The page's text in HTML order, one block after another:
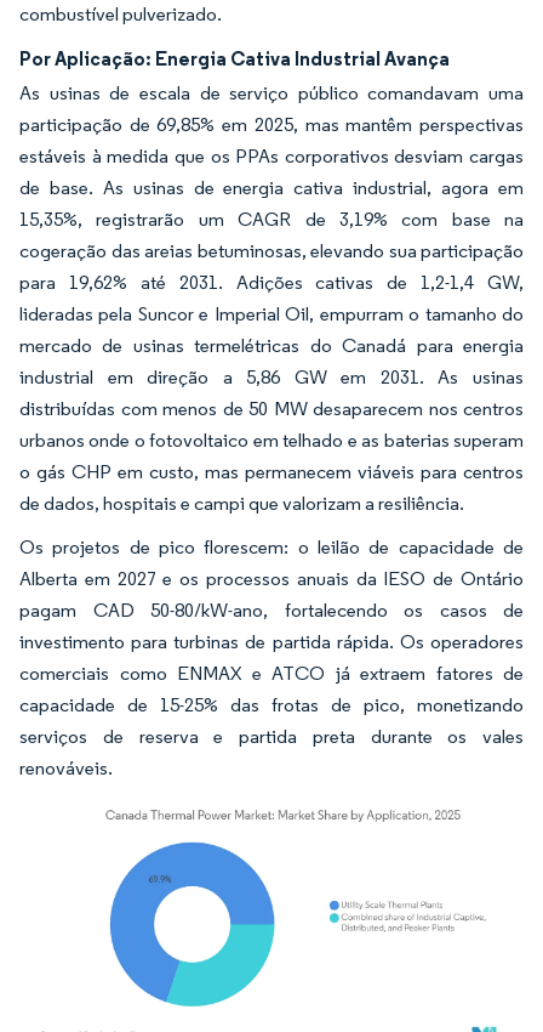
combustível pulverizado.
Por Aplicação: Energia Cativa Industrial Avança
As usinas de escala de serviço público comandavam uma
participação de 69,85% em 2025, mas mantêm perspectivas
estáveis à medida que os PPAs corporativos desviam cargas
de base. As usinas de energia cativa industrial, agora em
15,35%, registrarão um CAGR de 3,19% com base na
cogeração das areias betuminosas, elevando sua participação
para 19,62% até 2031. Adições cativas de 1,2-1,4 GW,
lideradas pela Suncor e Imperial Oil, empurram o tamanho do
mercado de usinas termelétricas do Canadá para energia
industrial em direção a 5,86 GW em 2031. As usinas
distribuídas com menos de 50 MW desaparecem nos centros
urbanos onde o fotovoltaico em telhado e as baterias superam
o gás CHP em custo, mas permanecem viáveis para centros
de dados, hospitais e campi que valorizam a resiliência.
Os projetos de pico florescem: o leilão de capacidade de
Alberta em 2027 e os processos anuais da IESO de Ontário
pagam CAD 50-80/kW-ano, fortalecendo os casos de
investimento para turbinas de partida rápida. Os operadores
comerciais como ENMAX e ATCO já extraem fatores de
capacidade de 15-25% das frotas de pico, monetizando
serviços de reserva e partida preta durante os vales
renováveis.